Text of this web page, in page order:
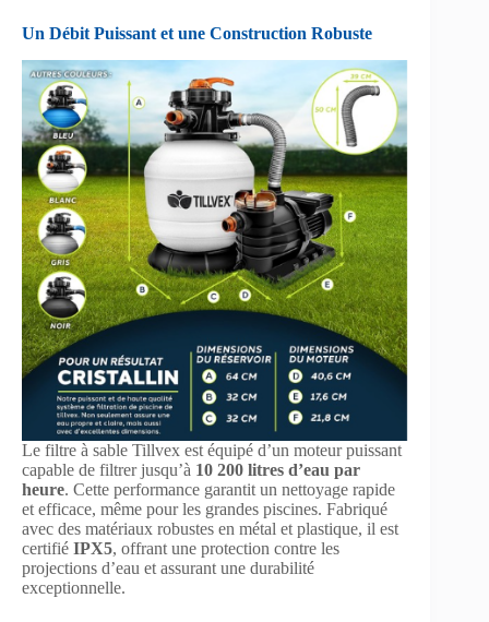
Un Débit Puissant et une Construction Robuste
Le filtre à sable Tillvex est équipé d’un moteur puissant
capable de filtrer jusqu’à 10 200 litres d’eau par
heure. Cette performance garantit un nettoyage rapide
et efficace, même pour les grandes piscines. Fabriqué
avec des matériaux robustes en métal et plastique, il est
certifié IPX5, offrant une protection contre les
projections d’eau et assurant une durabilité
exceptionnelle.